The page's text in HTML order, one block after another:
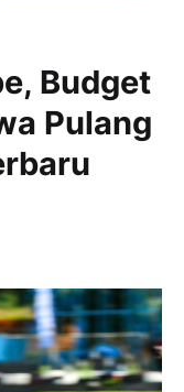
Budget
Pulang